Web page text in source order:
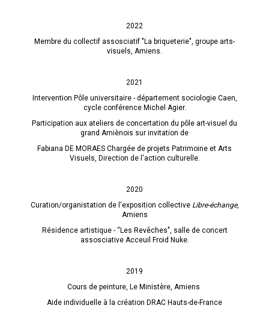
2022
Membre du collectif assosciatif "La briqueterie", groupe arts-
visuels, Amiens.
2021
Intervention Pôle universitaire - département sociologie Caen,
cycle conférence Michel Agier.
Participation aux ateliers de concertation du pôle art-visuel du
grand Amiènois sur invitation de
Fabiana DE MORAES Chargée de projets Patrimoine et Arts
Visuels, Direction de l'action culturelle.
2020
Curation/organistation de l'exposition collective Libre-échange,
Amiens
Résidence artistique - “Les Revêches", salle de concert
assosciative Acceuil Froid Nuke.
2019
Cours de peinture, Le Ministère, Amiens
Aide individuelle à la création DRAC Hauts-de-France